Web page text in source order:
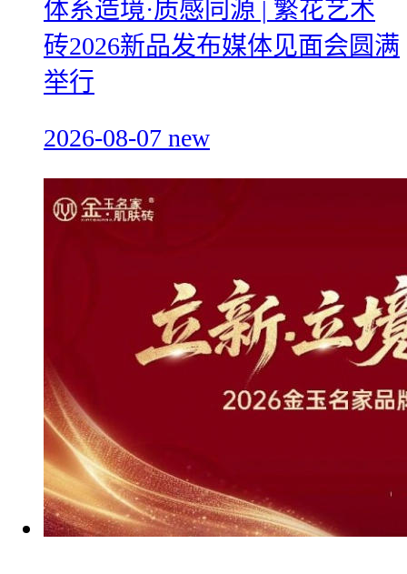
体系造境·质感同源 | 繁花艺术
砖2026新品发布媒体见面会圆满
举行
2026-08-07 new